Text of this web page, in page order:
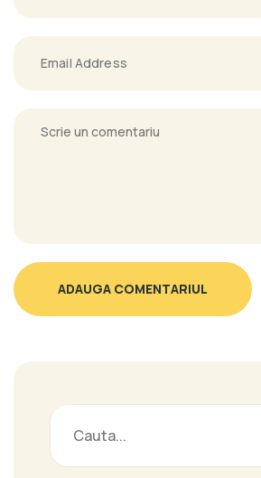
ADAUGA COMENTARIUL